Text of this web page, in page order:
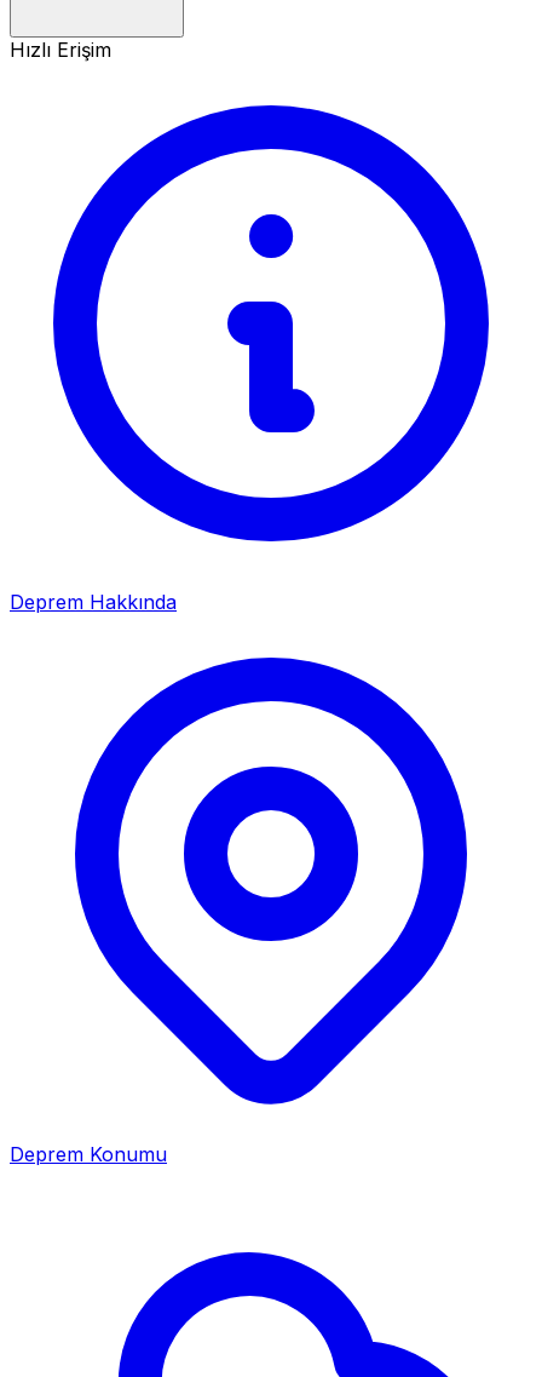
Hızlı Erişim
Deprem Hakkında
Deprem Konumu